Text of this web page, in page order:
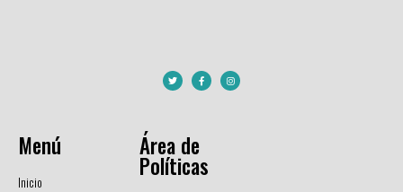
Menú
Inicio
Área de
Políticas